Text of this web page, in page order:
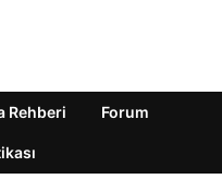
Rehberi Forum